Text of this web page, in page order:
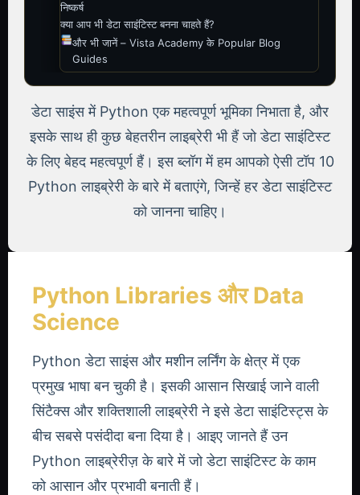
निष्कर्ष
क्या आप भी डेटा साइंटिस्ट बनना चाहते हैं?
और भी जानें – Vista Academy के Popular Blog
Guides
डेटा साइंस में Python एक महत्वपूर्ण भूमिका निभाता है, और
इसके साथ ही कुछ बेहतरीन लाइब्रेरी भी हैं जो डेटा साइंटिस्ट
के लिए बेहद महत्वपूर्ण हैं। इस ब्लॉग में हम आपको ऐसी टॉप 10
Python लाइब्रेरी के बारे में बताएंगे, जिन्हें हर डेटा साइंटिस्ट
को जानना चाहिए।
Python Libraries और Data
Science
Python डेटा साइंस और मशीन लर्निंग के क्षेत्र में एक
प्रमुख भाषा बन चुकी है। इसकी आसान सिखाई जाने वाली
सिंटैक्स और शक्तिशाली लाइब्रेरी ने इसे डेटा साइंटिस्ट्स के
बीच सबसे पसंदीदा बना दिया है। आइए जानते हैं उन
Python लाइब्रेरीज़ के बारे में जो डेटा साइंटिस्ट के काम
को आसान और प्रभावी बनाती हैं।